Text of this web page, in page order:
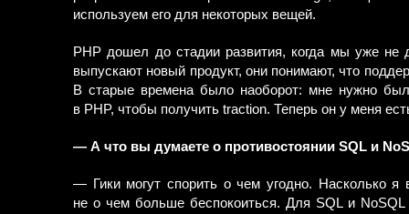
используем его для некоторых вещей.
PHP дошел до стадии развития, когда мы уже
выпускают новый продукт, они понимают, что
В старые времена было наоборот: мне нужно
в PHP, чтобы получить traction. Теперь он у меня
— А что вы думаете о противостоянии SQL и
— Гики могут спорить о чем угодно. Насколько я
не о чем больше беспокоиться. Для SQL и